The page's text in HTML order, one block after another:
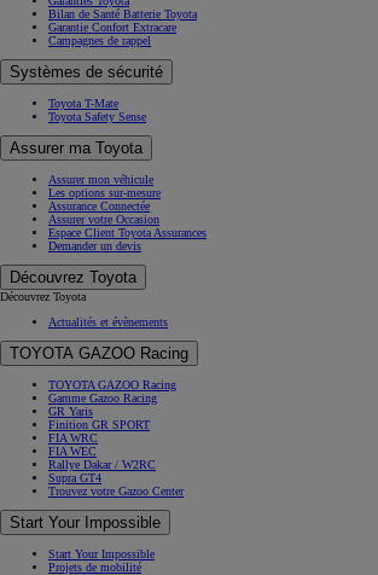
Bilan de Santé Batterie Toyota
Garantie Confort Extracare
Campagnes de rappel
Systèmes de sécurité
Toyota T-Mate
Toyota Safety Sense
Assurer ma Toyota
Assurer mon véhicule
Les options sur-mesure
Assurance Connectée
Assurer votre Occasion
Espace Client Toyota Assurances
Demander un devis
Découvrez Toyota
Découvrez Toyota
Actualités et évènements
TOYOTA GAZOO Racing
TOYOTA GAZOO Racing
Gamme Gazoo Racing
GR Yaris
Finition GR SPORT
FIA WRC
FIA WEC
Rallye Dakar / W2RC
Supra GT4
Trouvez votre Gazoo Center
Start Your Impossible
Start Your Impossible
Projets de mobilité